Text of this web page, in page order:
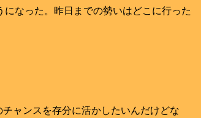
なった。昨日までの勢いはどこに行った
ャンスを存分に活かしたいんだけどな